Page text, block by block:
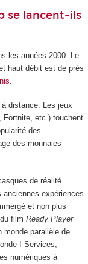
se lancent-ils
les années 2000. Le
haut débit est de près
distance. Les jeux
Fortnite, etc.) touchent
des
des monnaies
de réalité
expériences
et non plus
film Ready Player
parallèle de
! Services,
numériques à